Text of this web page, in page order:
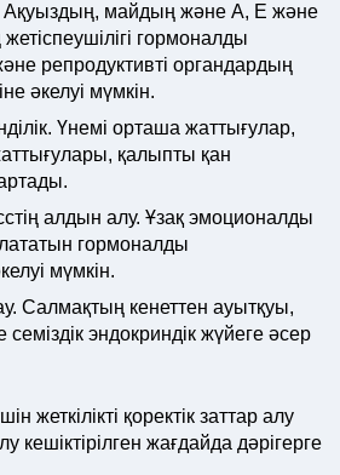
Ақуыздың, майдың және А, Е және
гормоналды
репродуктивті органдардың
әкелуі мүмкін.
Үнемі орташа жаттығулар,
қалыпты қан
алдын алу. Ұзақ эмоционалды
гормоналды
мүмкін.
Салмақтың кенеттен ауытқуы,
эндокриндік жүйеге әсер
жеткілікті қоректік заттар алу
кешіктірілген жағдайда дәрігерге